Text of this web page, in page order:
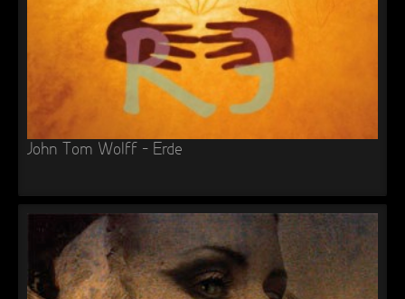
►
John Tom Wolff – Erde